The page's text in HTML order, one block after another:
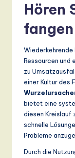
Hören
Ressourcen und
zu
einer Kultur des
bietet eine
diesen Kreislauf
schnelle
Probleme
Durch die